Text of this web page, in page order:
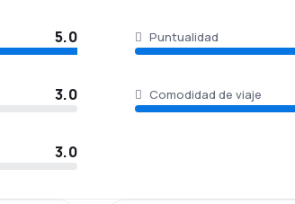
5.0 Puntualidad
3.0 Comodidad de viaje
3.0